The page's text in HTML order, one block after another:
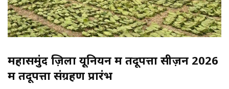
महासमुंद ज़िला यूनियन में तेंदूपत्ता सीज़न 2026
में तेंदूपत्ता संग्रहण प्रारंभ